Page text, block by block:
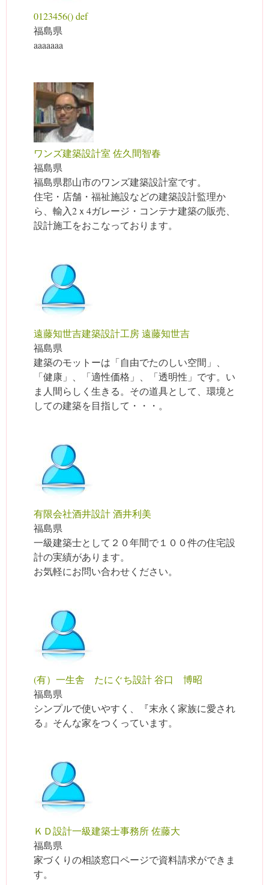
0123456() def
福島県
aaaaaaa
ワンズ建築設計室 佐久間智春
福島県
福島県郡山市のワンズ建築設計室です。
住宅・店舗・福祉施設などの建築設計監理か
ら、輸入2ｘ4ガレージ・コンテナ建築の販売、
設計施工をおこなっております。
遠藤知世吉建築設計工房 遠藤知世吉
福島県
建築のモットーは「自由でたのしい空間」、
「健康」、「適性価格」、「透明性」です。い
ま人間らしく生きる。その道具として、環境と
しての建築を目指して・・・。
有限会社酒井設計 酒井利美
福島県
一級建築士として２０年間で１００件の住宅設
計の実績があります。
お気軽にお問い合わせください。
(有）一生舎 たにぐち設計 谷口 博昭
福島県
シンプルで使いやすく、『末永く家族に愛され
る』そんな家をつくっています。
ＫＤ設計一級建築士事務所 佐藤大
福島県
家づくりの相談窓口ページで資料請求ができま
す。